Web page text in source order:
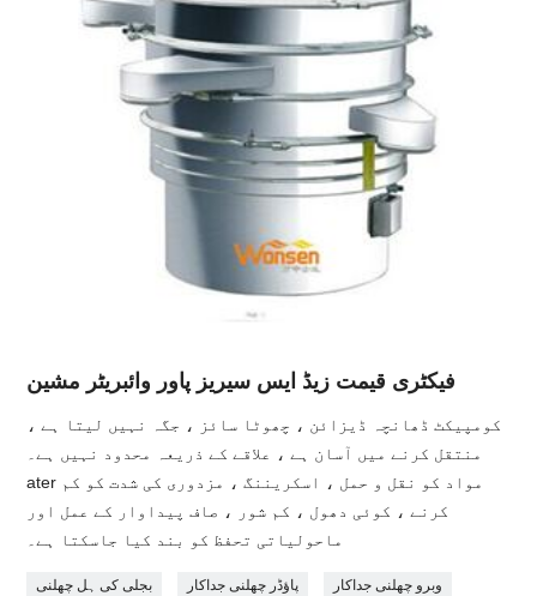
فیکٹری قیمت زیڈ ایس سیریز پاور وائبریٹر مشین
کومپیکٹ ڈھانچہ ڈیزائن ، چھوٹا سائز ، جگہ نہیں لیتا ہے ،
منتقل کرنے میں آسان ہے ، علاقے کے ذریعہ محدود نہیں ہے۔
ater مواد کو نقل و حمل ، اسکریننگ ، مزدوری کی شدت کو کم
کرنے ، کوئی دھول ، کم شور ، صاف پیداوار کے عمل اور
ماحولیاتی تحفظ کو بند کیا جاسکتا ہے۔
بجلی کی ہل چھلنی پاؤڈر چھلنی جداکار وبرو چھلنی جداکار